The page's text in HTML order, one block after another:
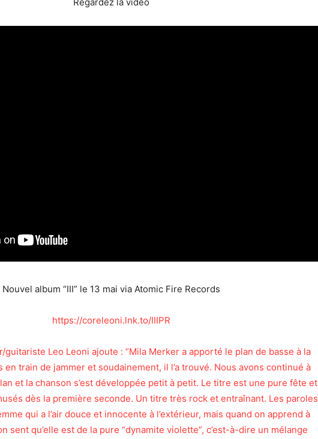
Nouvel album “III” le 13 mai via Atomic Fire Records
https://coreleoni.lnk.to/IIIPR
guitariste Leo Leoni ajoute : “Mila Merker a apporté le plan de basse à la
en train de jammer et soudainement, il l’a trouvé. Nous avons continué à
et la chanson s’est développée petit à petit. Le titre est une pure fête et
dès la première seconde. Un titre très rock et entraînant. Les paroles
qui a l’air douce et innocente à l’extérieur, mais quand on apprend à
sent qu’elle est de la pure “dynamite violette”, c’est-à-dire un mélange